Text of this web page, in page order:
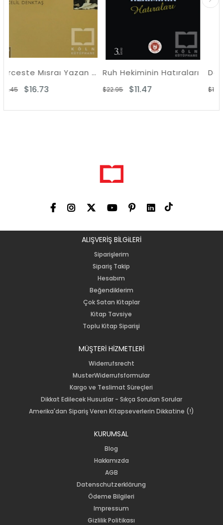
Berceste Mısraı Yazan Komünist - Enver Gökçe Ruh Hekiminin Hatıraları Delilik
ALIŞVERİŞ BİLGiLERİ
Siparişlerim
Sipariş Takip
Hesabım
Beğendiklerim
Çok Satan Kitaplar
Kitap Tavsiye
Toplu Kitap Siparişi
MÜŞTERİ HİZMETLERİ
Widerrufsrecht
MusterWiderrufsformular
Kargo ve Teslimat Süreçleri
Dikkat Edilecek Hususlar - Sıkça Sorulan Sorular
Amerika'dan Sipariş Veren Kitapseverlerin Dikkatine (!)
KURUMSAL
Blog
Hakkımızda
AGB
Datenschutzerklärung
Ödeme Bilgileri
Impressum
Gizlilik Politikası